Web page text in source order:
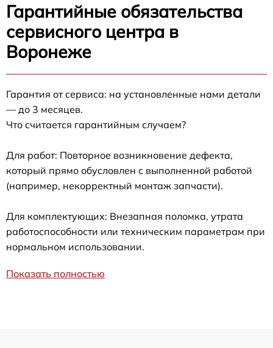
Гарантийные обязательства
сервисного центра в
Воронеже
Гарантия от сервиса: на установленные нами детали
— до 3 месяцев.
Что считается гарантийным случаем?
Для работ: Повторное возникновение дефекта,
который прямо обусловлен с выполненной работой
(например, некорректный монтаж запчасти).
Для комплектующих: Внезапная поломка, утрата
работоспособности или техническим параметрам при
нормальном использовании.
Показать полностью